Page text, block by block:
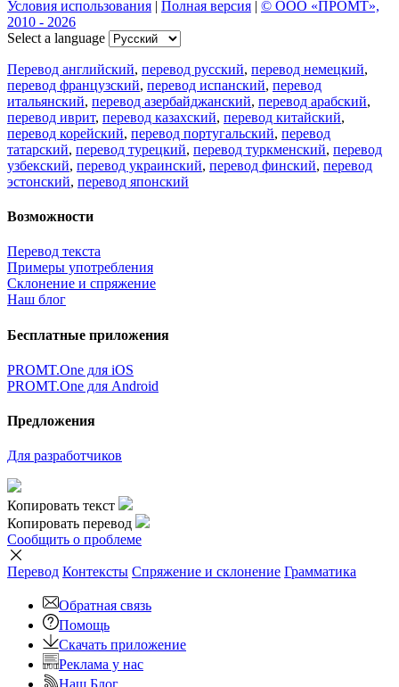
Условия использования | Полная версия | © ООО «ПРОМТ»,
2010 - 2026
Select a language
Перевод английский, перевод русский, перевод немецкий,
перевод французский, перевод испанский, перевод
итальянский, перевод азербайджанский, перевод арабский,
перевод иврит, перевод казахский, перевод китайский,
перевод корейский, перевод португальский, перевод
татарский, перевод турецкий, перевод туркменский, перевод
узбекский, перевод украинский, перевод финский, перевод
эстонский, перевод японский
Возможности
Перевод текста
Примеры употребления
Склонение и спряжение
Наш блог
Бесплатные приложения
PROMT.One для iOS
PROMT.One для Android
Предложения
Для разработчиков
Копировать текст
Копировать перевод
Сообщить о проблеме
Перевод Контексты Спряжение и склонение Грамматика
Обратная связь
Помощь
Скачать приложение
Реклама у нас